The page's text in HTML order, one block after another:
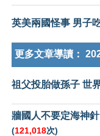
英美兩國怪事 男子
更多文章導讀：
祖父投胎做孫子 世
牆國人不要定海神
(121,018次)